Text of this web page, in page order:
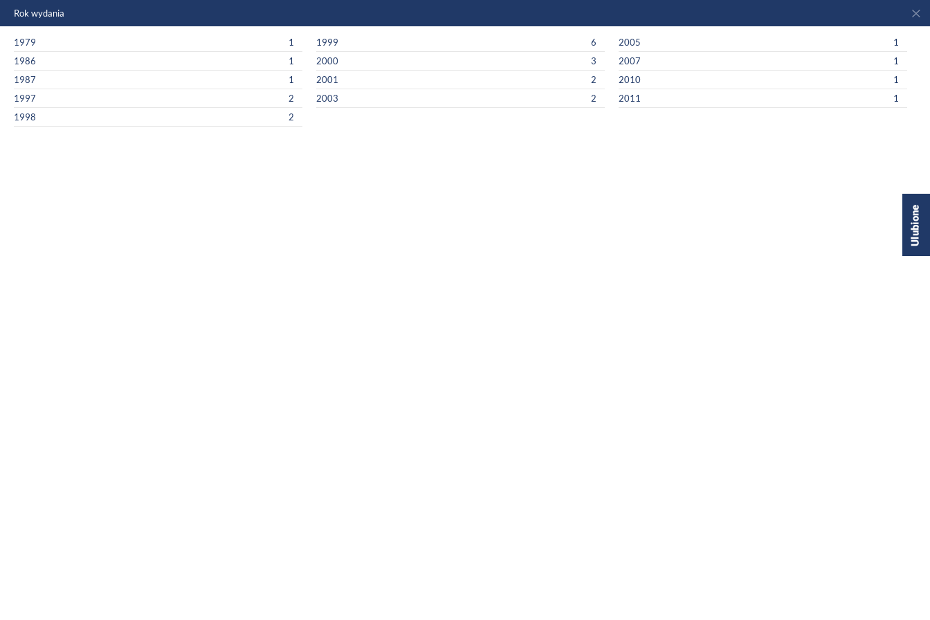
Rok wydania
1979
1
1986
1
1987
1
1997
2
1998
2
1999
6
2000
3
2001
2
2003
2
2005
1
2007
1
2010
1
2011
1